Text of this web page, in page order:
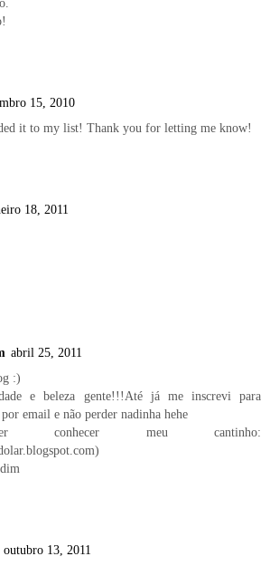
15, 2010
it to my list! Thank you for letting me know!
18, 2011
abril 25, 2011
:)
e beleza gente!!!Até já me inscrevi para
email e não perder nadinha hehe
conhecer meu cantinho:
outubro 13, 2011